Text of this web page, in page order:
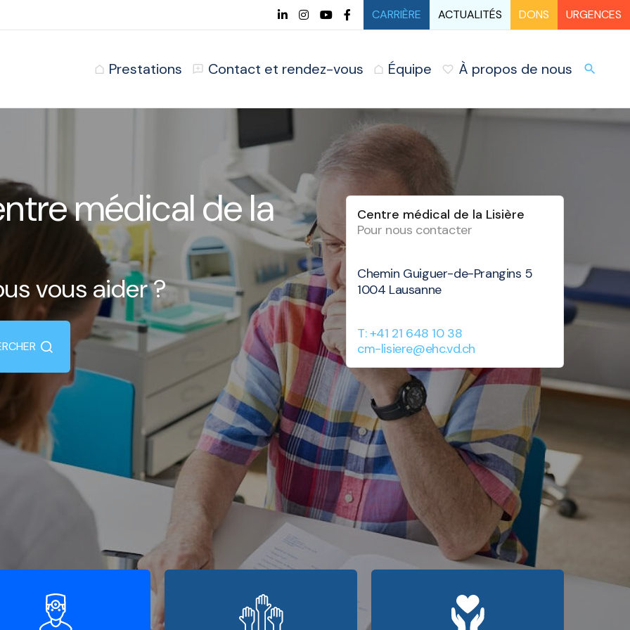
CARRIÈRE ACTUALITÉS DONS URGENCES
Prestations Contact et rendez-vous Équipe À propos de nous search
médical de la
vous aider ?
Centre médical de la Lisière
Pour nous contacter
Chemin Guiguer-de-Prangins 5
1004 Lausanne
T: +41 21 648 10 38
cm-lisiere@ehc.vd.ch